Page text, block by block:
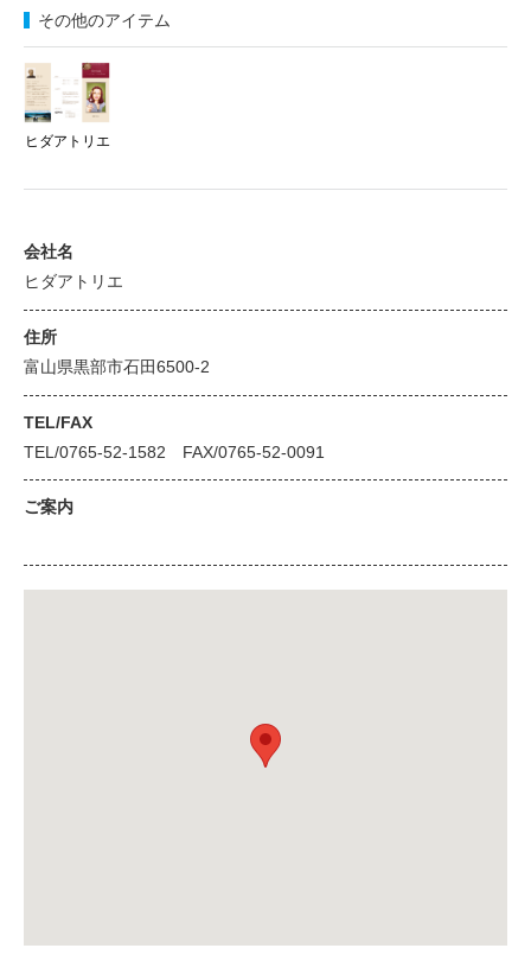
その他のアイテム
ヒダアトリエ
会社名
ヒダアトリエ
住所
富山県黒部市石田6500-2
TEL/FAX
TEL/0765-52-1582 FAX/0765-52-0091
ご案内